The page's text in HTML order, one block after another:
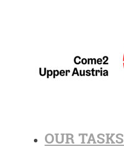
OUR TASKS